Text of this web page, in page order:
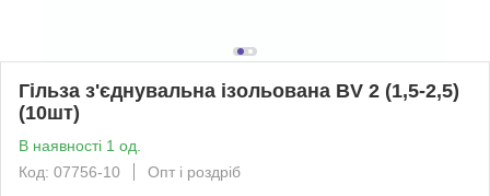
Гільза з'єднувальна ізольована BV 2 (1,5-2,5)
(10шт)
В наявності 1 од.
Код: 07756-10
Опт і роздріб